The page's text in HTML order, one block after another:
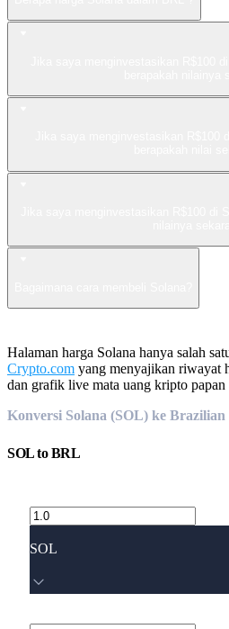
Halaman harga Solana hanya salah
Crypto.com yang menyajikan riwayat
dan grafik live mata uang kripto papan
Konversi Solana (SOL) ke
SOLtoBRL
SOL